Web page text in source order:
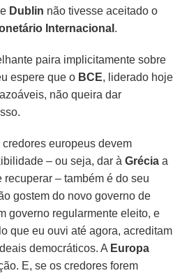
Dublin não tivesse aceitado o
Internacional .
paira implicitamente sobre
espere que o BCE, liderado hoje
não queira dar
credores europeus devem
– ou seja, dar àGrécia a
– também é do seu
gostem do novo governo de
governo regularmente eleito, e
que eu ouvi até agora, acreditam
democráticos. A Europa
E, se os credores forem